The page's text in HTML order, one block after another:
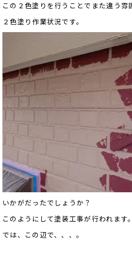
この２色塗りを行うことでまた違う雰
２色塗り作業状況です。
いかがだったでしょうか？
このようにして塗装工事が行われます。
では、この辺で、、、。